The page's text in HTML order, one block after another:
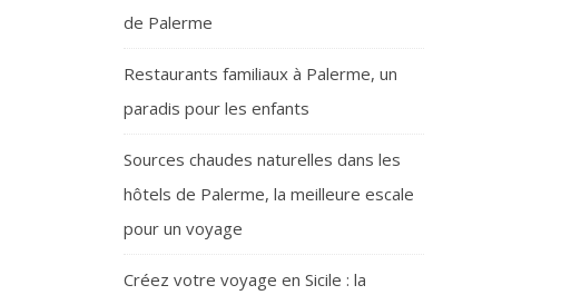
de Palerme
Restaurants familiaux à Palerme, un
paradis pour les enfants
Sources chaudes naturelles dans les
hôtels de Palerme, la meilleure escale
pour un voyage
Créez votre voyage en Sicile : la